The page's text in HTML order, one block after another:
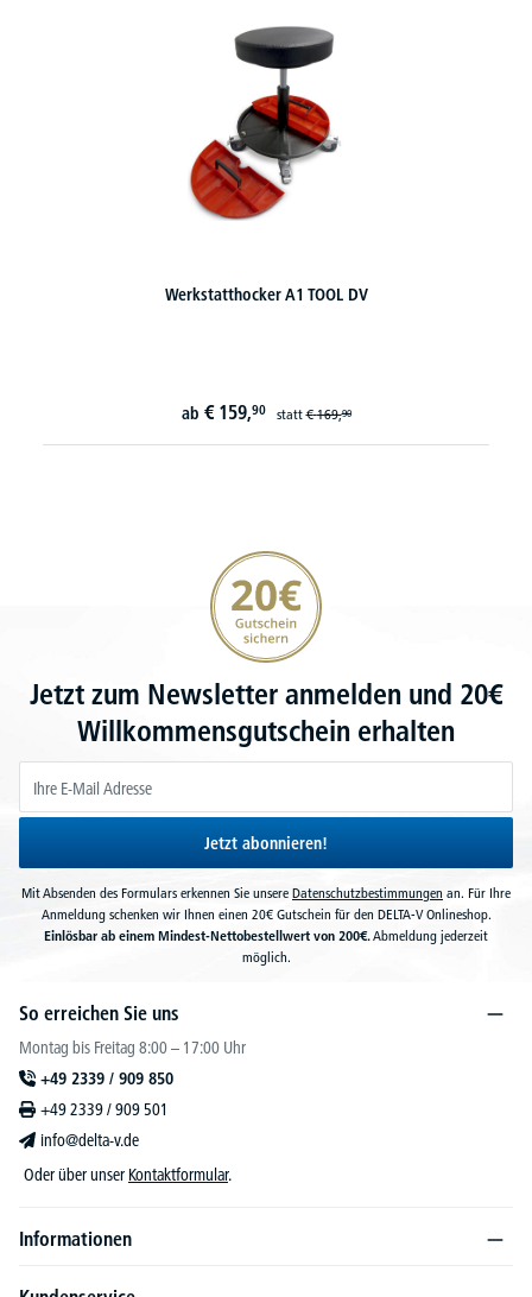
Werkstatthocker A1 TOOL DV
ab € 159,90 statt€ 169,90
20€ Gutschein sichern
Jetzt zum Newsletter anmelden und 20€
Willkommensgutschein erhalten
Jetzt abonnieren!
Mit Absenden des Formulars erkennen Sie unsere Datenschutzbestimmungen an. Für Ihre
Anmeldung schenken wir Ihnen einen 20€ Gutschein für den DELTA-V Onlineshop.
Einlösbar ab einem Mindest-Nettobestellwert von 200€.Abmeldung jederzeit
möglich.
So erreichen Sie uns
Montag bis Freitag 8:00 – 17:00 Uhr
+49 2339 / 909 850
+49 2339 / 909 501
info@delta-v.de
Oder über unser Kontaktformular.
Informationen